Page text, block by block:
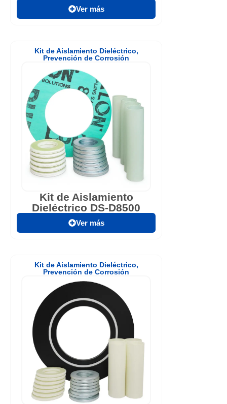
Ver más
Kit de Aislamiento Dieléctrico,
Prevención de Corrosión
Kit de Aislamiento
Dieléctrico DS-D8500
Ver más
Kit de Aislamiento Dieléctrico,
Prevención de Corrosión